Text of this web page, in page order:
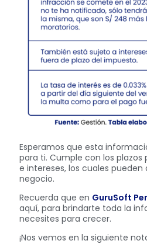
Esperamos que esta
para ti. Cumple con los
e intereses, los cuales
negocio.
Recuerda que en GuruSoft
aquí, para brindarte toda la
necesites para crecer.
¡Nos vemos en la siguiente